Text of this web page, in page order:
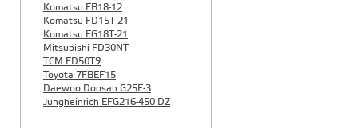
Komatsu FB18-12
Komatsu FD15T-21
Komatsu FG18T-21
Mitsubishi FD30NT
TCM FD50T9
Toyota 7FBEF15
Daewoo Doosan G25E-3
Jungheinrich EFG216-450 DZ